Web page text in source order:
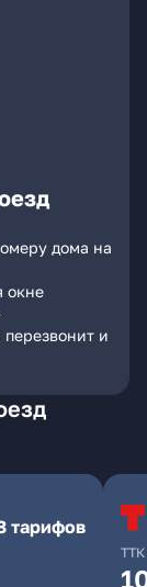
дома на
окне
и
тарифов
ТТК